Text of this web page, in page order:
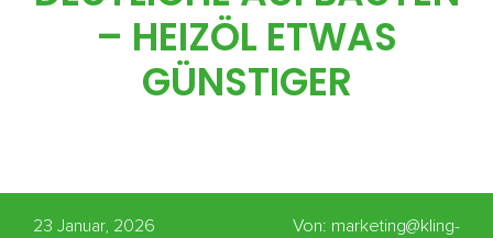
KONTAKT
– HEIZÖL ETWAS
GÜNSTIGER
23 Januar, 2026
Von: marketing@kling-